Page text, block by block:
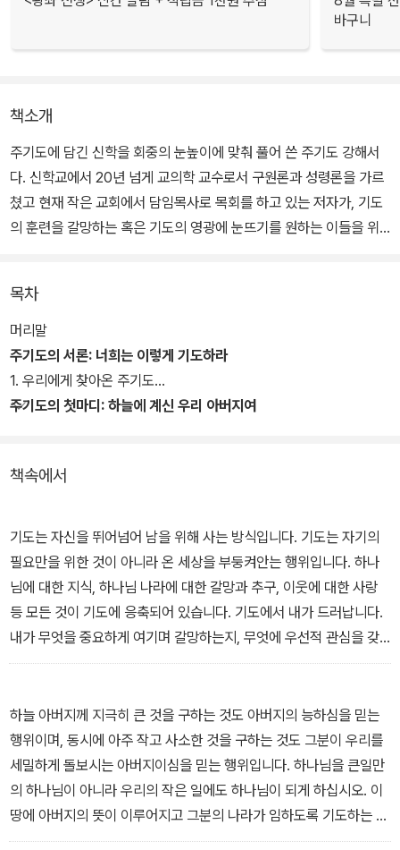
바구니
책소개
주기도에 담긴 신학을 회중의 눈높이에 맞춰 풀어 쓴 주기도 강해서
다. 신학교에서 20년 넘게 교의학 교수로서 구원론과 성령론을 가르
쳤고 현재 작은 교회에서 담임목사로 목회를 하고 있는 저자가, 기도
의 훈련을 갈망하는 혹은 기도의 영광에 눈뜨기를 원하는 이들을 위
저자는 주기도의 두 기둥이 ‘하나님 나라’와 ‘밥’이라고 말한다. 우리
는 밥 문제에 발목이 잡혀 하나님 나라를 추구하지 못한다. 그러나 하
늘 아버지는 우리에게 일용할 양식을 주심으로써 생계의 문제를 해결
해 주신다. 그럼으로써 우리가 하나님의 나라와 그 의를 먼저 구하게
하신다. 즉, 하나님 나라와 밥은 충돌하는 맞수이자 함께 가는 단짝이
주기도에서 이 둘의 관계를 이해하고 주기도의 참 의미를 따라 기도
들을 돌보는 삶을 살게 되고, 갈 길을 잃어 버린 한국 교회는 회복의
역사를 새로 쓰게 될 것이다.
목차
머리말
주기도의 서론: 너희는 이렇게 기도하라
1. 우리에게 찾아온 주기도
주기도의 첫마디: 하늘에 계신 우리 아버지여
책속에서
기도는 자신을 뛰어넘어 남을 위해 사는 방식입니다. 기도는 자기의
필요만을 위한 것이 아니라 온 세상을 부둥켜안는 행위입니다. 하나
님에 대한 지식, 하나님 나라에 대한 갈망과 추구, 이웃에 대한 사랑
등 모든 것이 기도에 응축되어 있습니다. 기도에서 내가 드러납니다.
내가 무엇을 중요하게 여기며 갈망하는지, 무엇에 우선적 관심을 갖
고 사는지, 영혼의 상태가 어떠한지가 모두 나타납니다. 매일 주기도
영적 상태에 있다고 볼 수 있습니다. 주기도를 바르게 드리는 것이 신
앙 회복과 부흥의 핵심입니다. _1. 우리에게 찾아온 주기도
하늘 아버지께 지극히 큰 것을 구하는 것도 아버지의 능하심을 믿는
행위이며, 동시에 아주 작고 사소한 것을 구하는 것도 그분이 우리를
세밀하게 돌보시는 아버지이심을 믿는 행위입니다. 하나님을 큰일만
의 하나님이 아니라 우리의 작은 일에도 하나님이 되게 하십시오. 이
땅에 아버지의 뜻이 이루어지고 그분의 나라가 임하도록 기도하는 것
못지않게 오늘 일용할 양식을 달라고 구하는 것도 위대한 기도입니